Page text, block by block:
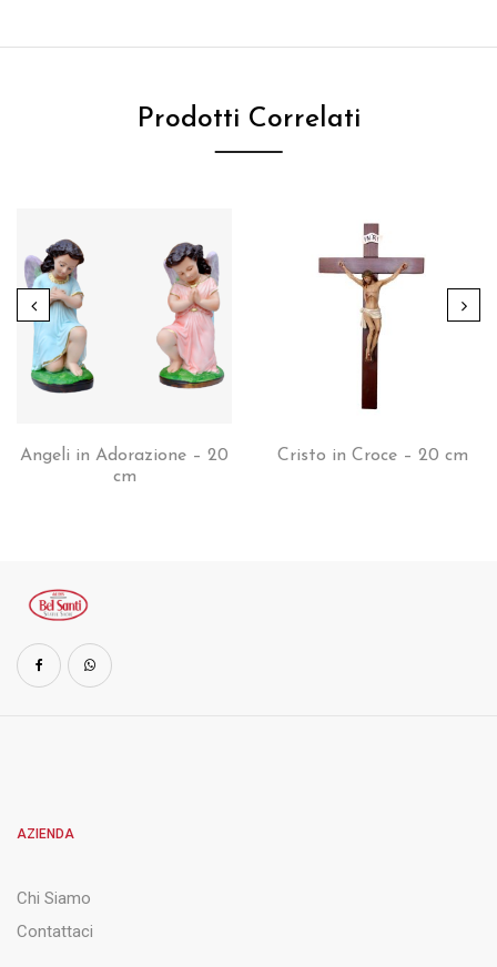
Prodotti Correlati
Angeli in Adorazione – 20
cm
Cristo in Croce – 20 cm
AZIENDA
Chi Siamo
Contattaci